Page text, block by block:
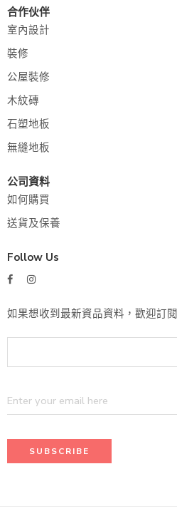
合作伙伴
室內設計
裝修
公屋裝修
木紋磚
石塑地板
無縫地板
公司資料
如何購買
送貨及保養
Follow Us
如果想收到最新資品資料，歡迎訂閱